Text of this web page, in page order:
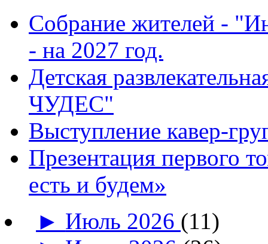
Собрание жителей -
- на 2027 год.
Детская
ЧУДЕС"
Выступление кавер-
Презентация первого
есть и будем»
► Июль 2026 (11)